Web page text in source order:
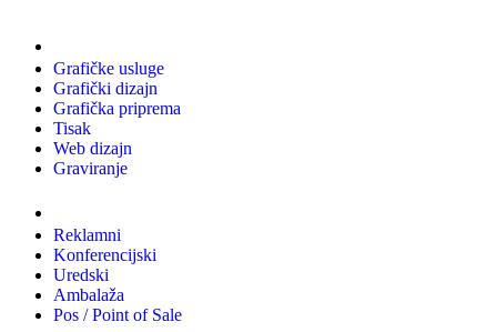
Grafičke usluge
Grafički dizajn
Grafička priprema
Tisak
Web dizajn
Graviranje
Reklamni
Konferencijski
Uredski
Ambalaža
Pos / Point of Sale